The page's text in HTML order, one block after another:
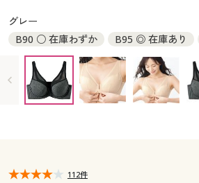
大きいサイズ 事務・制服
カタログ・チラシからのご注文
デジタルカタログ
カタログ無料プレゼント
カタログ無料プレゼント
会員メニュー
グレー
B90 ○ 在庫わずか
B95 ◎ 在庫あり
C85 ○ 在庫わずか
C90 ○ 在庫わずか
C95 ○ 在庫わずか
C100 ◎ 在庫あり
D85 × 完売
D90 × 完売
D95 × 完売
112件